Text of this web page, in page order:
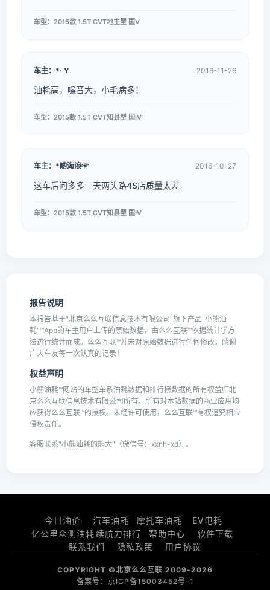
车型：2015款 1.5T CVT地主型 国V
车主：*· Y 2016-11-26
油耗高，噪音大，小毛病多！
车型：2015款 1.5T CVT知县型 国IV
车主：*啲海浪☞ 2016-10-27
这车后问多多三天两头路4S店质量太差
车型：2015款 1.5T CVT知县型 国IV
报告说明
本报告基于"北京么么互联信息技术有限公司"旗下产品"小熊油
耗"™App的车主用户上传的原始数据，由么么互联™依据统计学方
法进行统计而成。么么互联™并未对原始数据进行任何修改。感谢
广大车友每一次认真的记录！
权益声明
小熊油耗™网站的车型车系油耗数据和排行榜数据的所有权益归北
京么么互联信息技术有限公司所有。所有对本站数据的商业应用均
应获得么么互联™的授权。未经许可使用，么么互联™有权追究相应
侵权责任。
客服联系"小熊油耗的熊大"（微信号：xxnh-xd）。
今日油价 汽车油耗 摩托车油耗
EV电耗
亿公里众测油耗续航力排行 帮助中心
软件下载
联系我们
隐私政策 用户协议
COPYRIGHT ©北京么么互联 2009-2026
备案号：京ICP备15003452号-1